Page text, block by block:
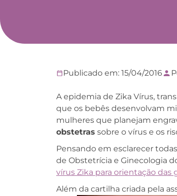
Publicado em: 15/04/2016
A epidemia de Zika Vírus,
que os bebês desenvolvam
mulheres que planejam
obstetras sobre o vírus e os
Pensando em esclarecer
de Obstetrícia e Ginecologia
vírus Zika para orientação das
Além da cartilha criada pela